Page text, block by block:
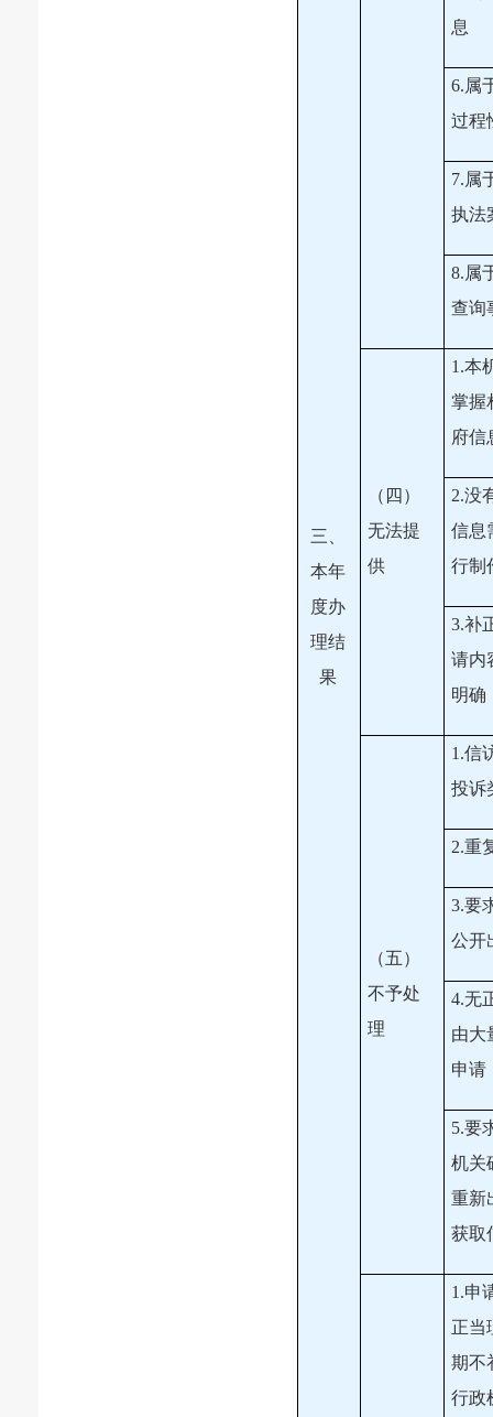
三、
本年
度办
理结
果
息
6.属
过程
7.属
执法
8.属
查询
（四）
无法提
供
1.本
掌握
府信
2.没
信息
行制
3.补
请内
明确
（五）
不予处
理
1.信
投诉
2.重
3.要
公开
4.无
由大
申请
5.要
机关
重新
获取
1.申
正当
期不
行政